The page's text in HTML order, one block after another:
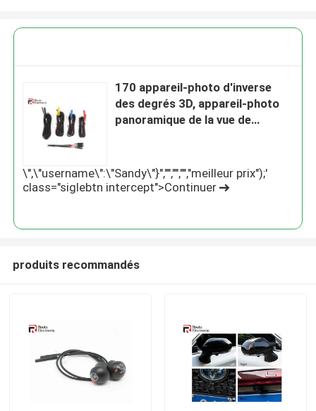
170 appareil-photo d'inverse
des degrés 3D, appareil-photo
panoramique de la vue de
\",\"username\":\"Sandy\"}","","","","meilleur prix");'
class="siglebtn intercept">Continuer
produits recommandés